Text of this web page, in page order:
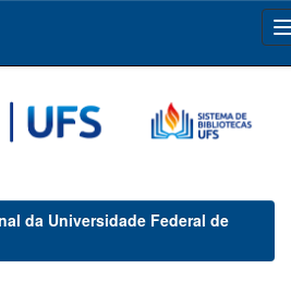
da Universidade Federal de